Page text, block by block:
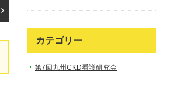
カテゴリー
第7回九州CKD看護研究会